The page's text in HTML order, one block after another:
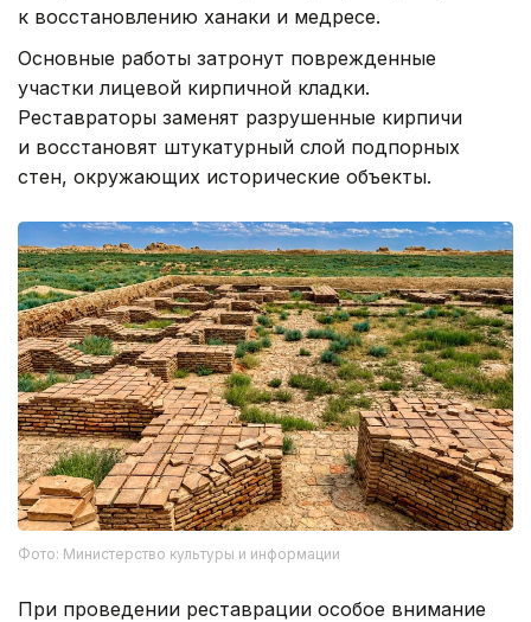
к восстановлению ханаки и медресе.
Основные работы затронут поврежденные
участки лицевой кирпичной кладки.
Реставраторы заменят разрушенные кирпичи
и восстановят штукатурный слой подпорных
стен, окружающих исторические объекты.
Фото: Министерство культуры и информации
При проведении реставрации особое внимание